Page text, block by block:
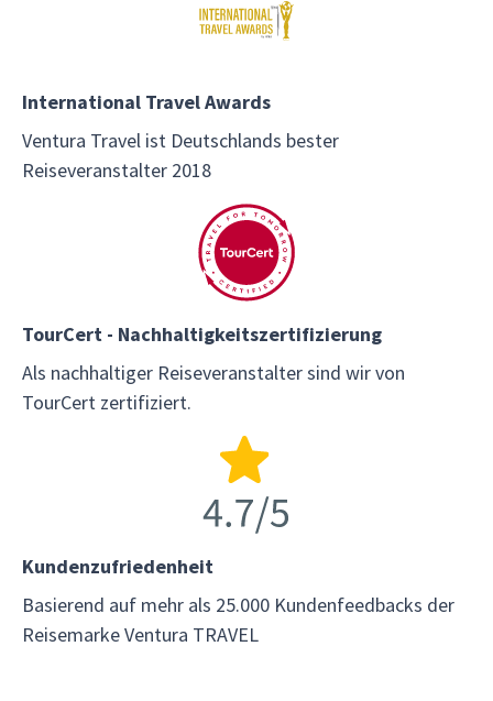
International Travel Awards
Ventura Travel ist Deutschlands bester
Reiseveranstalter 2018
TourCert - Nachhaltigkeitszertifizierung
Als nachhaltiger Reiseveranstalter sind wir von
TourCert zertifiziert.
Kundenzufriedenheit
Basierend auf mehr als 25.000 Kundenfeedbacks der
Reisemarke Ventura TRAVEL